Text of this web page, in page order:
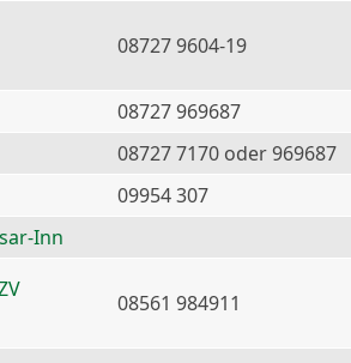
08727 9604-19
08727 969687
08727 7170 oder 969687
09954 307
Inn
08561 984911